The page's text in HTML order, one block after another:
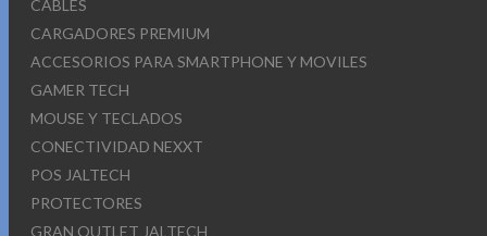
CABLES
CARGADORES PREMIUM
ACCESORIOS PARA SMARTPHONE Y MOVILES
GAMER TECH
MOUSE Y TECLADOS
CONECTIVIDAD NEXXT
POS JALTECH
PROTECTORES
GRAN OUTLET JALTECH